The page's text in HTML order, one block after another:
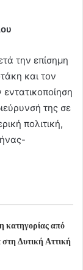
την επίσημη
και τον
της σε
πολιτική,
κατηγορίας από
Δυτική Αττική